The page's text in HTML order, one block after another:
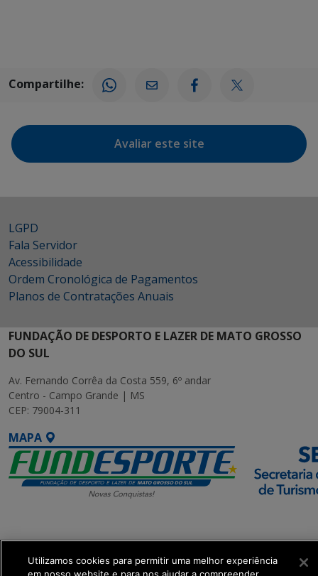
Compartilhe:
Avaliar este site
LGPD
Fala Servidor
Acessibilidade
Ordem Cronológica de Pagamentos
Planos de Contratações Anuais
FUNDAÇÃO DE DESPORTO E LAZER DE MATO GROSSO
DO SUL
Av. Fernando Corrêa da Costa 559, 6º andar
Centro - Campo Grande | MS
CEP: 79004-311
MAPA
Executiva de
Transformação Digital
Utilizamos cookies para permitir uma melhor experiência